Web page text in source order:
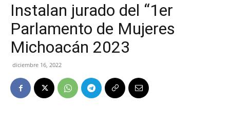
Instalan jurado del “1er
Parlamento de Mujeres
Michoacán 2023
diciembre 16, 2022